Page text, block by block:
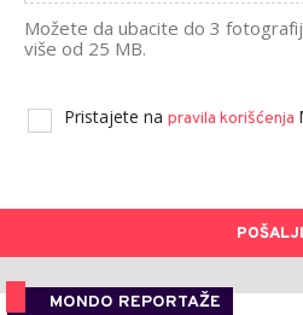
Možete da ubacite do 3
više od 25 MB.
Pristajete na pravila korišćenja
POŠALJI
MONDO REPORTAŽE